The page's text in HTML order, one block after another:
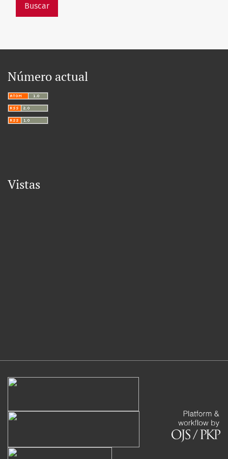
Buscar
Número actual
Vistas